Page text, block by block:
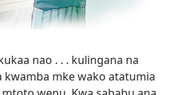
nao . . . kulingana na
kwamba mke wako atatumia